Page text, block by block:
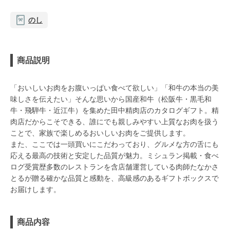
のし
商品説明
「おいしいお肉をお腹いっぱい食べて欲しい」「和牛の本当の美
味しさを伝えたい」そんな思いから国産和牛（松阪牛・黒毛和
牛・飛騨牛・近江牛）を集めた田中精肉店のカタログギフト。精
肉店だからこそできる、誰にでも親しみやすい上質なお肉を扱う
ことで、家族で楽しめるおいしいお肉をご提供します。
また、ここでは一頭買いにこだわっており、グルメな方の舌にも
応える最高の技術と安定した品質が魅力。ミシュラン掲載・食べ
ログ受賞歴多数のレストランを含店舗運営している肉師たなかさ
とるが贈る確かな品質と感動を、高級感のあるギフトボックスで
お届けします。
商品内容